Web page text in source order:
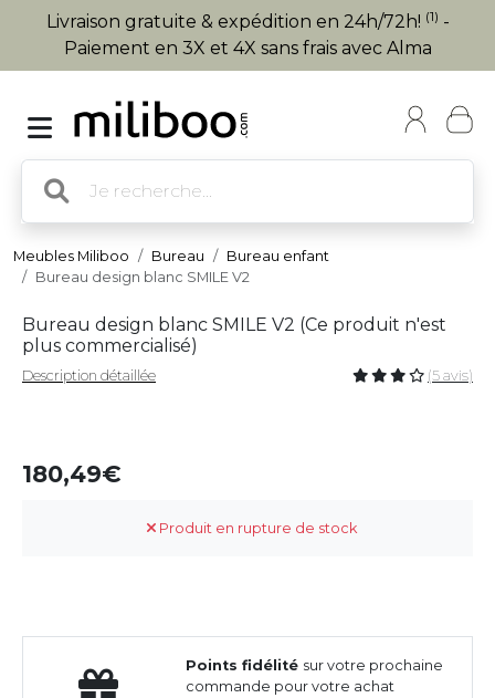
Livraison gratuite & expédition en 24h/72h! (1) -
Paiement en 3X et 4X sans frais avec Alma
Meubles Miliboo Bureau
Bureau enfant
Bureau design blanc SMILE V2
Bureau design blanc SMILE V2 (Ce produit n'est
plus commercialisé)
Description détaillée (5 avis)
180,49
Produit en rupture de stock
Points fidélité sur votre prochaine
commande pour votre achat